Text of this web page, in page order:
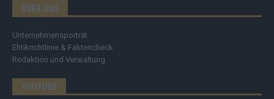
ÜBER UNS
Unternehmensporträt
Ehtikrichtlinie & Faktencheck
Redaktion und Verwaltung
YOUTUBE